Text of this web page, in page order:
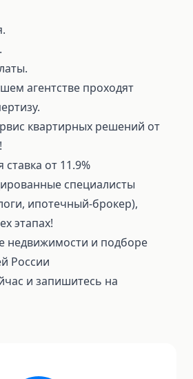
агентстве проходят
квартирных решений от
от 11.9%
специалисты
ипотечный-брокер),
этапах!
недвижимости и подборе
России
и запишитесь на